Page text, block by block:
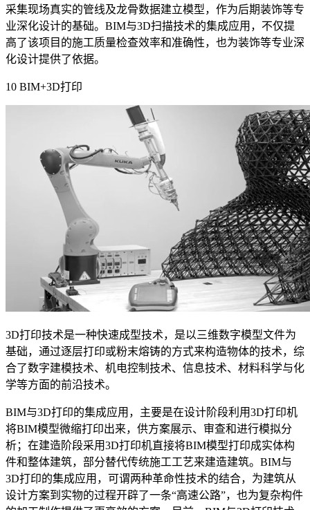
采集现场真实的管线及龙骨数据建立模型，作为后期装饰等专
业深化设计的基础。 BIM与3D扫描技术的集成应用，不仅提
高了该项目的施工质量检查效率和准确性，也为装饰等专业深
化设计提供了依据。
10 BIM+3D打印
3D打印技术是一种快速成型技术，是以三维数字模型文件为
基础，通过逐层打印或粉末熔铸的方式来构造物体的技术，综
合了数字建模技术、机电控制技术、信息技术、材料科学与化
学等方面的前沿技术。
BIM与3D打印的集成应用，主要是在设计阶段利用3D打印机
将BIM模型微缩打印出来，供方案展示、审查和进行模拟分
析；在建造阶段采用3D打印机直接将BIM模型打印成实体构
件和整体建筑，部分替代传统施工工艺来建造建筑。 BIM与
3D打印的集成应用，可谓两种革命性技术的结合，为建筑从
设计方案到实物的过程开辟了一条“高速公路”，也为复杂构件